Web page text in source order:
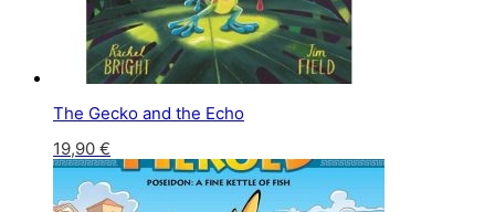
The Gecko and the Echo
19,90 €